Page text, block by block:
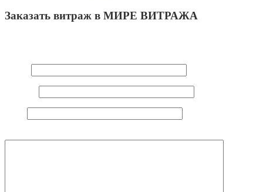
Заказать витраж в МИРЕ ВИТРАЖА